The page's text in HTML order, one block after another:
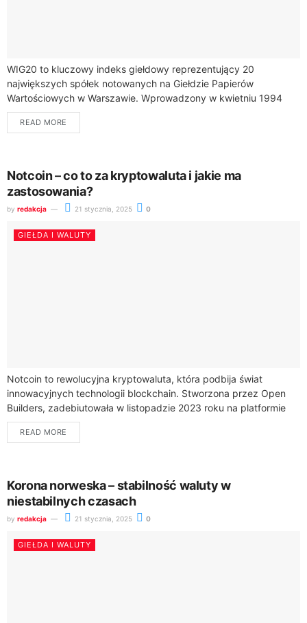
WIG20 to kluczowy indeks giełdowy reprezentujący 20
największych spółek notowanych na Giełdzie Papierów
Wartościowych w Warszawie. Wprowadzony w kwietniu 1994
roku, stanowi ważne narzędzie do oceny kondycji polskiego
rynku kapitałowego.Dowiesz...
READ MORE
Notcoin – co to za kryptowaluta i jakie ma
zastosowania?
by redakcja 21 stycznia, 2025 0
GIEŁDA I WALUTY
Notcoin to rewolucyjna kryptowaluta, która podbija świat
innowacyjnych technologii blockchain. Stworzona przez Open
Builders, zadebiutowała w listopadzie 2023 roku na platformie
Telegram, oferując unikalny koncept gry
kryptowalutowej.Działająca na blockchainie TON...
READ MORE
Korona norweska – stabilność waluty w
niestabilnych czasach
by redakcja 21 stycznia, 2025 0
GIEŁDA I WALUTY